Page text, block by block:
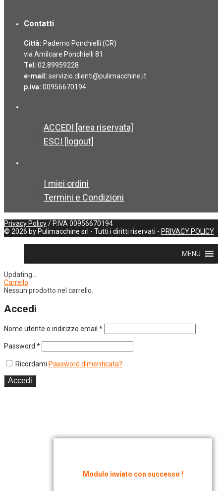
Contatti
Città: Paderno Ponchielli (CR)
via Amilcare Ponchielli 81
Tel: 02.89959228
e-mail: servizio.clienti@pulimacchine.it
p.iva: 00956670194
ACCEDI [area riservata]
ESCI [logout]
I miei ordini
Termini e Condizioni
Privacy Policy/ P.IVA 00956670194
© 2026 by Pulimacchine srl - Tutti i diritti riservati - PRIVACY POLICY
MENU
Updating
Carrello
Nessun prodotto nel carrello.
Accedi
Nome utente o indirizzo email *
Password *
Ricordami Password dimenticata?
Accedi
Modulo inviato con successo !